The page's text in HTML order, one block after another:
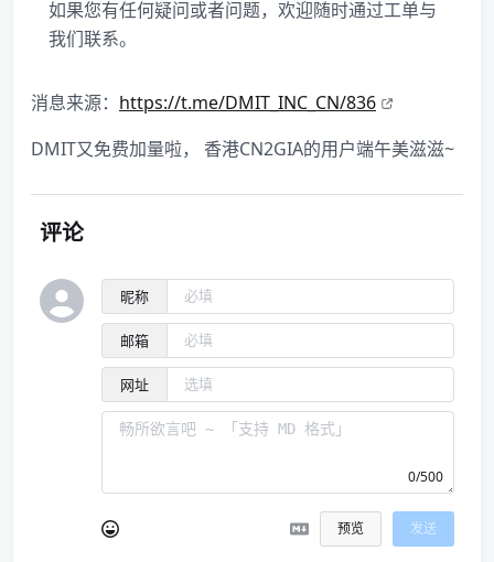
如果您有任何疑问或者问题，欢迎随时通过工单与
我们联系。
消息来源： https://t.me/DMIT_INC_CN/836
DMIT又免费加量啦， 香港CN2GIA的用户端午美滋滋~
评论
昵称
邮箱
网址
0/500
预览 发送